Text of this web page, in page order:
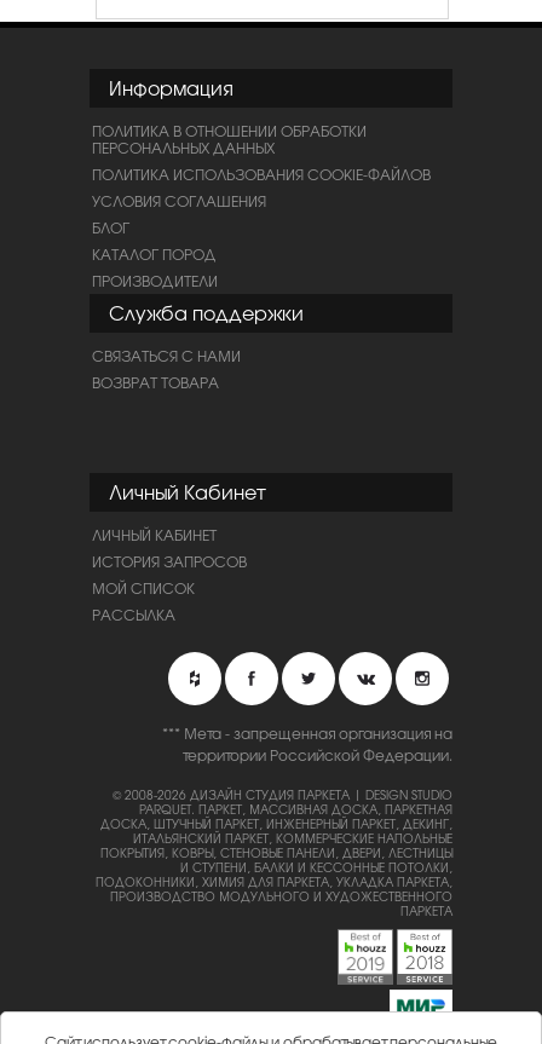
Информация
ПОЛИТИКА В ОТНОШЕНИИ ОБРАБОТКИ
ПЕРСОНАЛЬНЫХ ДАННЫХ
ПОЛИТИКА ИСПОЛЬЗОВАНИЯ COOKIE-ФАЙЛОВ
УСЛОВИЯ СОГЛАШЕНИЯ
БЛОГ
КАТАЛОГ ПОРОД
ПРОИЗВОДИТЕЛИ
Служба поддержки
СВЯЗАТЬСЯ С НАМИ
ВОЗВРАТ ТОВАРА
Личный Кабинет
ЛИЧНЫЙ КАБИНЕТ
ИСТОРИЯ ЗАПРОСОВ
МОЙ СПИСОК
РАССЫЛКА
*** Мета - запрещенная организация на
территории Российской Федерации.
© 2008-2026 ДИЗАЙН СТУДИЯ ПАРКЕТА | DESIGN STUDIO
PARQUET. ПАРКЕТ, МАССИВНАЯ ДОСКА, ПАРКЕТНАЯ
ДОСКА, ШТУЧНЫЙ ПАРКЕТ, ИНЖЕНЕРНЫЙ ПАРКЕТ, ДЕКИНГ,
ИТАЛЬЯНСКИЙ ПАРКЕТ, КОММЕРЧЕСКИЕ НАПОЛЬНЫЕ
ПОКРЫТИЯ, КОВРЫ, СТЕНОВЫЕ ПАНЕЛИ, ДВЕРИ, ЛЕСТНИЦЫ
И СТУПЕНИ, БАЛКИ И КЕССОННЫЕ ПОТОЛКИ,
ПОДОКОННИКИ, ХИМИЯ ДЛЯ ПАРКЕТА, УКЛАДКА ПАРКЕТА,
ПРОИЗВОДСТВО МОДУЛЬНОГО И ХУДОЖЕСТВЕННОГО
ПАРКЕТА